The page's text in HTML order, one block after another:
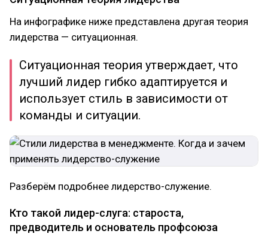
На инфографике ниже представлена другая теория
лидерства — ситуационная.
Ситуационная теория утверждает, что
лучший лидер гибко адаптируется и
использует стиль в зависимости от
команды и ситуации.
Разберём подробнее лидерство-служение.
Кто такой лидер-слуга: староста,
предводитель и основатель профсоюза